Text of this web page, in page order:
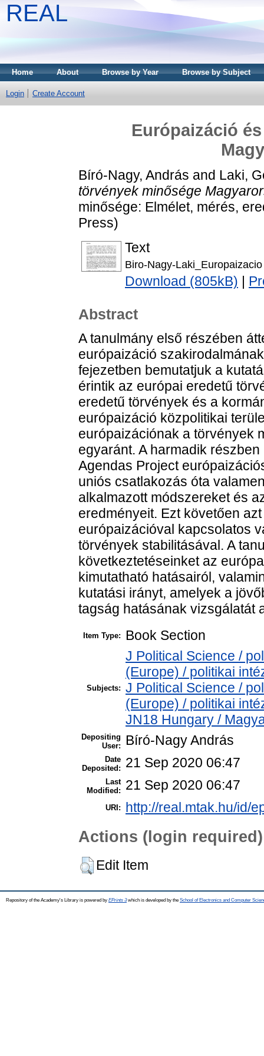
REAL
Home About Browse by Year Browse by Subject
Login Create Account
Európaizáció
Bíró-Nagy, András and Laki,
törvények minősége
minősége: Elmélet, mérés,
Press)
Text
Biro-Nagy-
Download (805kB)
Abstract
A tanulmány első részében
európaizáció
fejezetben bemutatjuk a
érintik az európai eredetű
eredetű törvények és a
európaizáció közpolitikai
európaizációnak a törvények
egyaránt. A harmadik
Agendas Project
uniós csatlakozás óta
alkalmazott módszereket és
eredményeit. Ezt követően
európaizációval kapcsolatos
törvények stabilitásával. A
következtetéseinket az
kimutatható hatásairól,
kutatási irányt, amelyek a
tagság hatásának vizsgálatát
Item Type: Book Section
Subjects:
J Political Science /
(Europe) / politikai
J Political Science /
(Europe) / politikai
JN18 Hungary /
Depositing
User:
Bíró-Nagy András
Date
Deposited:
21 Sep 2020 06:47
Last
Modified:
21 Sep 2020 06:47
URI: http://real.mtak.hu/id/
Actions (login required)
Edit Item
Repository of the Academy's Library is powered by EPrints 3which is developed by the School of Electronics and Computer